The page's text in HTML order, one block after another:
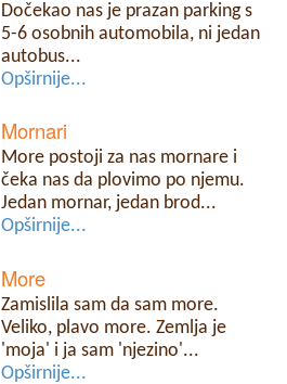
Dočekao nas je prazan parking s
5-6 osobnih automobila, ni jedan
autobus...
Opširnije...
Mornari
More postoji za nas mornare i
čeka nas da plovimo po njemu.
Jedan mornar, jedan brod...
Opširnije...
More
Zamislila sam da sam more.
Veliko, plavo more. Zemlja je
'moja' i ja sam 'njezino'...
Opširnije...